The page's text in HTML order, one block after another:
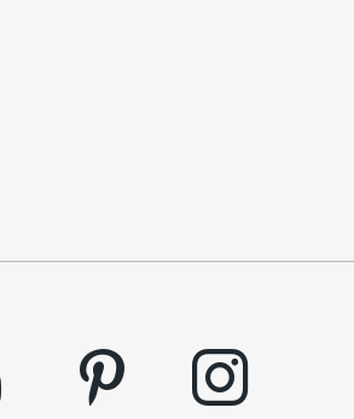
pinterest instagram